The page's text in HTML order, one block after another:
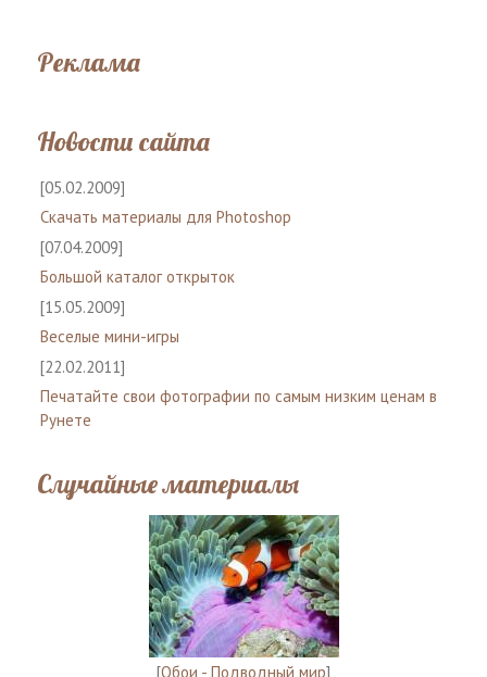
Реклама
Новости сайта
[05.02.2009]
Скачать материалы для Photoshop
[07.04.2009]
Большой каталог открыток
[15.05.2009]
Веселые мини-игры
[22.02.2011]
Печатайте свои фотографии по самым низким ценам в
Рунете
Случайные материалы
[Обои - Подводный мир]